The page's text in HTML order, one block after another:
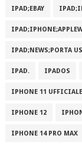
IPAD;EBAY
IPAD;NEWS;PORTA
IPAD. IPADOS
IPHONE 11
IPHONE 12
IPHONE 14 PRO MAX